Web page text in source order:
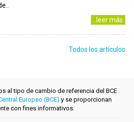
..leer más
Todos los artículos
al tipo de cambio de referencia del BCE
Europeo (BCE) y se proporcionan
con fines informativos.